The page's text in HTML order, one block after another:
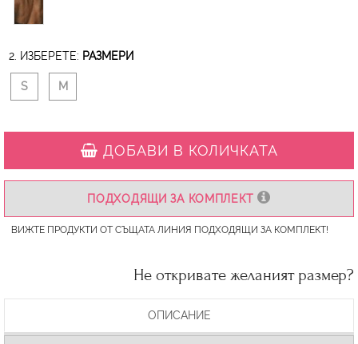
2. ИЗБЕРЕТЕ: РАЗМЕРИ
S M
ДОБАВИ В КОЛИЧКАТА
ПОДХОДЯЩИ ЗА КОМПЛЕКТ
ВИЖТЕ ПРОДУКТИ ОТ СЪЩАТА ЛИНИЯ ПОДХОДЯЩИ ЗА КОМПЛЕКТ!
Не откривате желаният размер?
ОПИСАНИЕ